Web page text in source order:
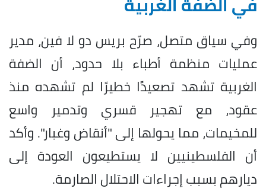
وفي سياق متصل، صرّح بريس دو لا فين، مدير
عمليات منظمة أطباء بلا حدود، أن الضفة
الغربية تشهد تصعيدًا خطيرًا لم تشهده منذ
عقود، مع تهجير قسري وتدمير واسع
للمخيمات، مما يحولها إلى "أنقاض وغبار". وأكد
أن الفلسطينيين لا يستطيعون العودة إلى
ديارهم بسبب إجراءات الاحتلال الصارمة.